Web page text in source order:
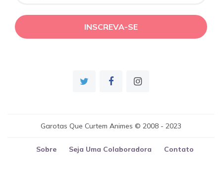
Garotas Que Curtem Animes © 2008 - 2023
Sobre Seja Uma Colaboradora Contato